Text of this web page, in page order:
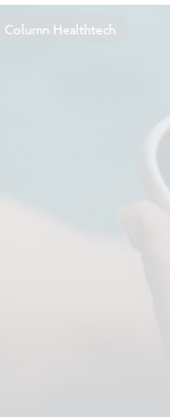
Column Healthtech